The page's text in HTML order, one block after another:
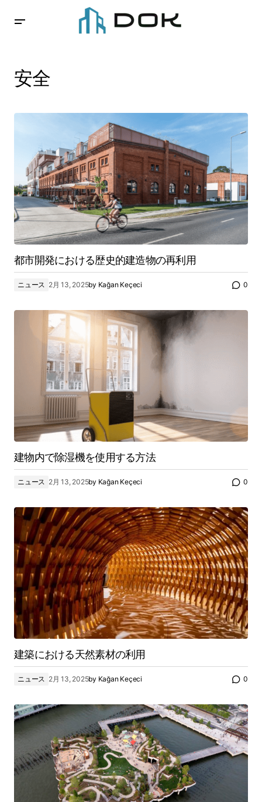
安全
都市開発における歴史的建造物の再利用
ニュース 2月 13, 2025by Kağan Keçeci 0
建物内で除湿機を使用する方法
ニュース 2月 13, 2025by Kağan Keçeci 0
建築における天然素材の利用
ニュース 2月 13, 2025by Kağan Keçeci 0